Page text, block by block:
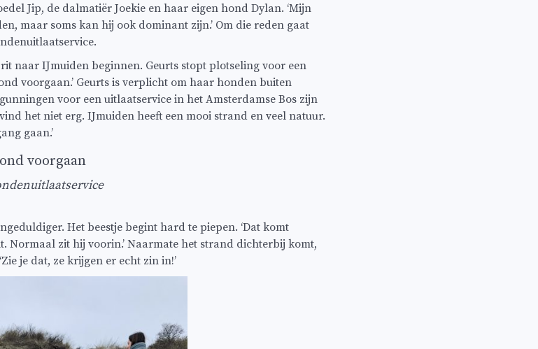
Jip, de dalmatiër Joekie en haar eigen hond Dylan. ‘Mijn
maar soms kan hij ook dominant zijn.’ Om die reden gaat
naar IJmuiden beginnen. Geurts stopt plotseling voor een
voorgaan.’ Geurts is verplicht om haar honden buiten
voor een uitlaatservice in het Amsterdamse Bos zijn
het niet erg. IJmuiden heeft een mooi strand en veel natuur.
gaan.’
voorgaan
Het beestje begint hard te piepen. ‘Dat komt
zit hij voorin.’ Naarmate het strand dichterbij komt,
je dat, ze krijgen er echt zin in!’